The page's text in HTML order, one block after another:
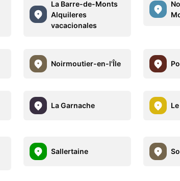
La Barre-de-Monts
Alquileres
vacacionales
Noirmoutier-en-l'Île
La Garnache
Sallertaine